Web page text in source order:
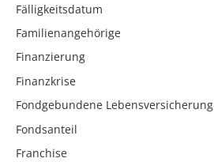
Fälligkeitsdatum
Familienangehörige
Finanzierung
Finanzkrise
Fondgebundene Lebensversicherung
Fondsanteil
Franchise